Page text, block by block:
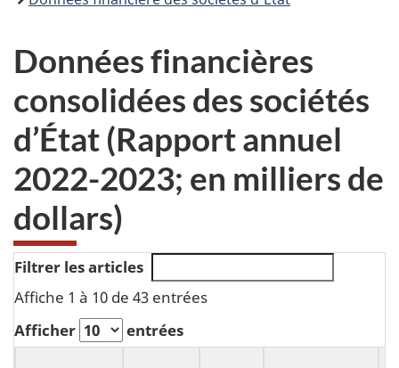
Données financières
consolidées des sociétés
d’État (Rapport annuel
2022-2023; en milliers de
dollars)
Filtrer les articles
Affiche 1 à 10 de 43 entrées
Afficher
entrées